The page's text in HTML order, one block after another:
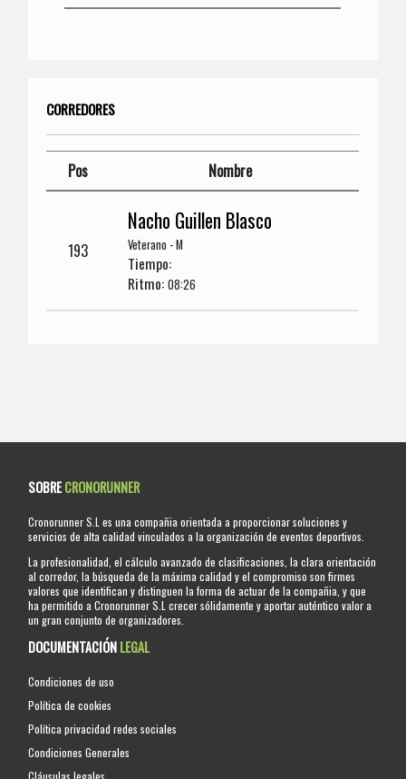
CORREDORES
Pos Nombre
193
Nacho Guillen Blasco
Veterano - M
Tiempo:
Ritmo:08:26
SOBRECRONORUNNER
Cronorunner S.L es una compañia orientada a proporcionar soluciones y
servicios de alta calidad vinculados a la organización de eventos deportivos.
La profesionalidad, el cálculo avanzado de clasificaciones, la clara orientación
al corredor, la búsqueda de la máxima calidad y el compromiso son firmes
valores que identifican y distinguen la forma de actuar de la compañia, y que
ha permitido a Cronorunner S.L crecer sólidamente y aportar auténtico valor a
un gran conjunto de organizadores.
DOCUMENTACIÓNLEGAL
Condiciones de uso
Política de cookies
Política privacidad redes sociales
Condiciones Generales
Cláusulas legales